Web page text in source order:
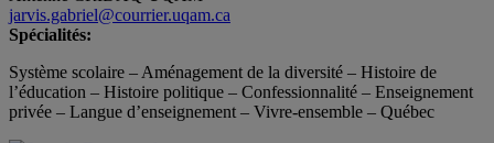
jarvis.gabriel@courrier.uqam.ca
Spécialités:
Système scolaire – Aménagement de la diversité – Histoire de
l’éducation – Histoire politique – Confessionnalité – Enseignement
privée – Langue d’enseignement – Vivre-ensemble – Québec